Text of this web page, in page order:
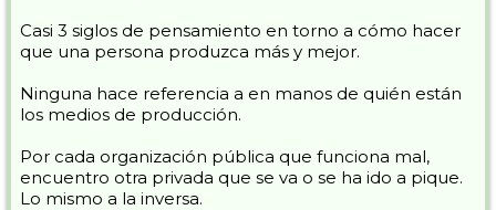
Casi 3 siglos de pensamiento en torno a cómo hacer
que una persona produzca más y mejor.
Ninguna hace referencia a en manos de quién están
los medios de producción.
Por cada organización pública que funciona mal,
encuentro otra privada que se va o se ha ido a pique.
Lo mismo a la inversa.